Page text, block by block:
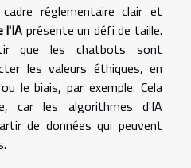
réglementaire clair et
l'IA présente un défi de taille.
que les chatbots sont
les valeurs éthiques, en
le biais, par exemple. Cela
car les algorithmes d'IA
de données qui peuvent